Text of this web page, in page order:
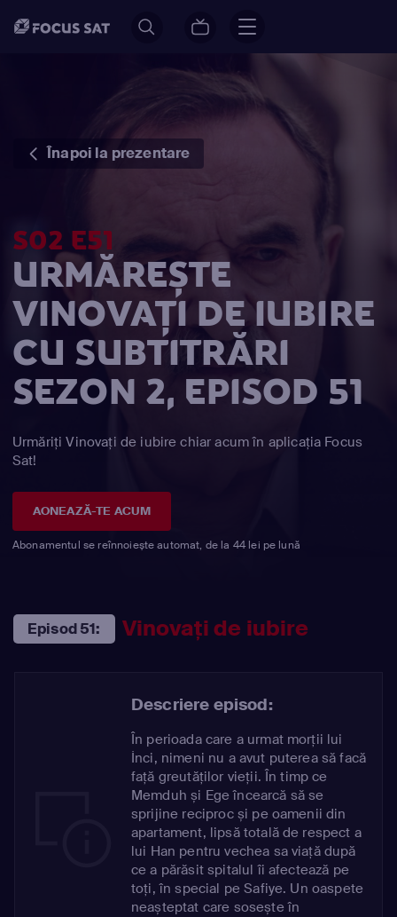
Înapoi la prezentare
S02 E51
URMĂREȘTE
VINOVAŢI DE IUBIRE
CU SUBTITRĂRI
SEZON 2, EPISOD 51
Urmăriți Vinovaţi de iubire chiar acum în aplicația Focus
Sat!
AONEAZĂ-TE ACUM
Abonamentul se reînnoiește automat, de la 44 lei pe lună
Episod 51: Vinovaţi de iubire
Descriere episod:
În perioada care a urmat morții lui
İnci, nimeni nu a avut puterea să facă
față greutăților vieții. În timp ce
Memduh și Ege încearcă să se
sprijine reciproc și pe oamenii din
apartament, lipsă totală de respect a
lui Han pentru vechea sa viață după
ce a părăsit spitalul îi afectează pe
toți, în special pe Safiye. Un oaspete
neașteptat care sosește în